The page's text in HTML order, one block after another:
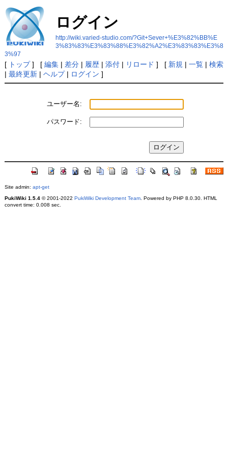
ログイン
http://wiki.varied-studio.com/?Git+Sever+%E3%82%BB%E
3%83%83%E3%83%88%E3%82%A2%E3%83%83%E3%8
3%97
[ トップ] [ 編集| 差分| 履歴| 添付| リロード ] [ 新規 | 一覧| 検索
| 最終更新| ヘルプ| ログイン ]
ユーザー名:
パスワード:
Site admin: apt-get
PukiWiki 1.5.4© 2001-2022 PukiWiki Development Team. Powered by PHP 8.0.30. HTML
convert time: 0.008 sec.